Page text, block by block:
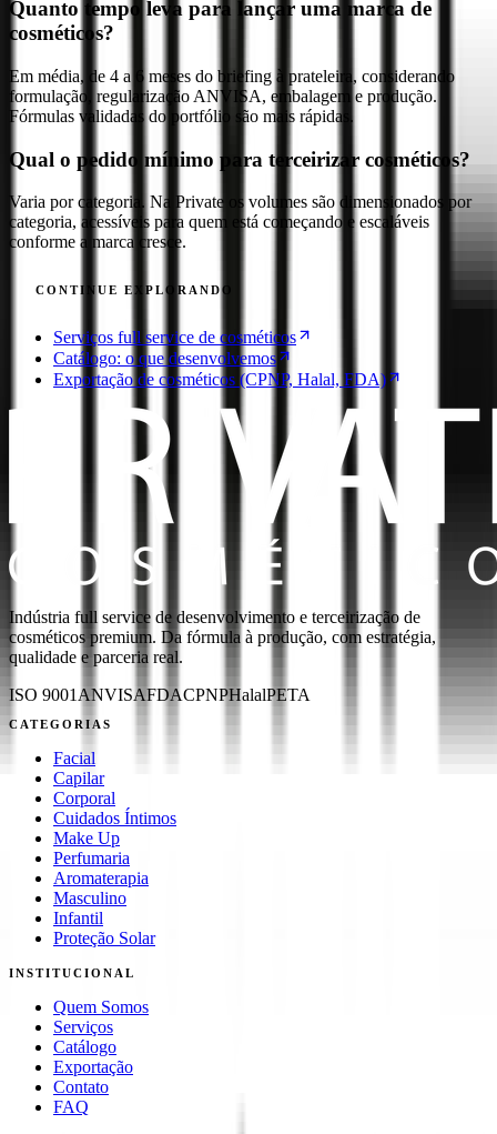
Quanto tempo leva para lançar uma marca de
cosméticos?
Em média, de 4 a 6 meses do briefing à prateleira, considerando
formulação, regularização ANVISA, embalagem e produção.
Fórmulas validadas do portfólio são mais rápidas.
Qual o pedido mínimo para terceirizar cosméticos?
Varia por categoria. Na Private os volumes são dimensionados por
categoria, acessíveis para quem está começando e escaláveis
conforme a marca cresce.
CONTINUE EXPLORANDO
Serviços full service de cosméticos
Catálogo: o que desenvolvemos
Exportação de cosméticos (CPNP, Halal, FDA)
Indústria full service de desenvolvimento e terceirização de
cosméticos premium. Da fórmula à produção, com estratégia,
qualidade e parceria real.
ISO 9001 ANVISAFDACPNPHalalPETA
CATEGORIAS
Facial
Capilar
Corporal
Cuidados Íntimos
Make Up
Perfumaria
Aromaterapia
Masculino
Infantil
Proteção Solar
INSTITUCIONAL
Quem Somos
Serviços
Catálogo
Exportação
Contato
FAQ